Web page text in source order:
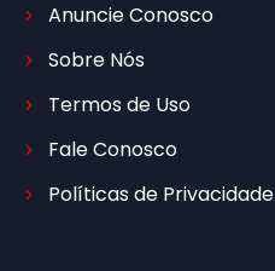
Anuncie Conosco
Sobre Nós
Termos de Uso
Fale Conosco
Políticas de Privacidade